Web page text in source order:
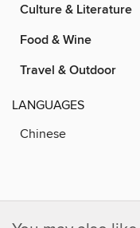
Culture & Literature
Food & Wine
Travel & Outdoor
LANGUAGES
Chinese